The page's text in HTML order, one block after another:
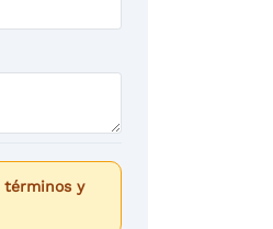
términos y